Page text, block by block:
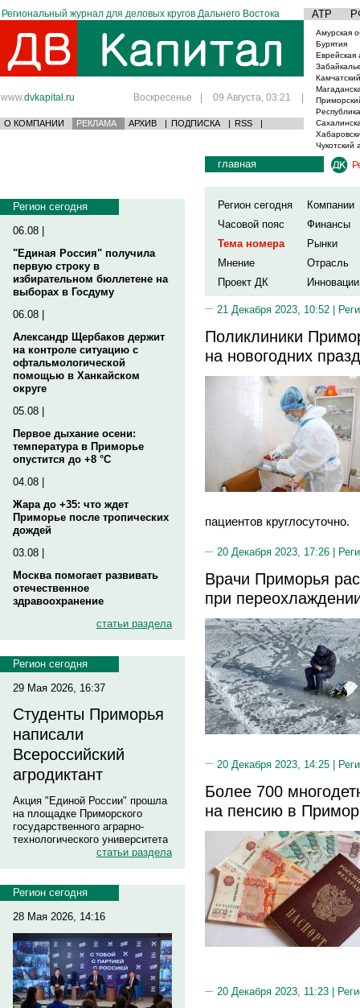
Региональный журнал для деловых кругов Дальнего Востока АТР
www.dvkapital.ru Воскресенье | 09 Августа, 03:21 |
О КОМПАНИИ РЕКЛАМА АРХИВ | ПОДПИСКА | RSS |
Амурская
Бурятия
Еврейская
Чукотский
Регион сегодня
06.08 |
"Единая Россия" получила
первую строку в
избирательном бюллетене на
выборах в Госдуму
06.08 |
Александр Щербаков держит
на контроле ситуацию с
офтальмологической
помощью в Ханкайском
округе
05.08 |
Первое дыхание осени:
температура в Приморье
опустится до +8 °C
04.08 |
Жара до +35: что ждет
Приморье после тропических
дождей
03.08 |
Москва помогает развивать
отечественное
здравоохранение
статьи раздела
Регион сегодня
29 Мая 2026, 16:37
Студенты Приморья
написали
Всероссийский
агродиктант
Акция "Единой России" прошла
на площадке Приморского
государственного аграрно-
технологического университета
статьи раздела
Регион сегодня
28 Мая 2026, 14:16
главная
Регион сегодня
Компании
Часовой пояс
Финансы
Тема номера
Рынки
Мнение
Отрасль
Проект ДК
Инновации
21 Декабря 2023, 10:52 |
Поликлиники
на новогодних
пациентов круглосуточно.
20 Декабря 2023, 17:26 |
Врачи Приморья
при
20 Декабря 2023, 14:25 |
Более 700
на пенсию в
20 Декабря 2023, 11:23 |